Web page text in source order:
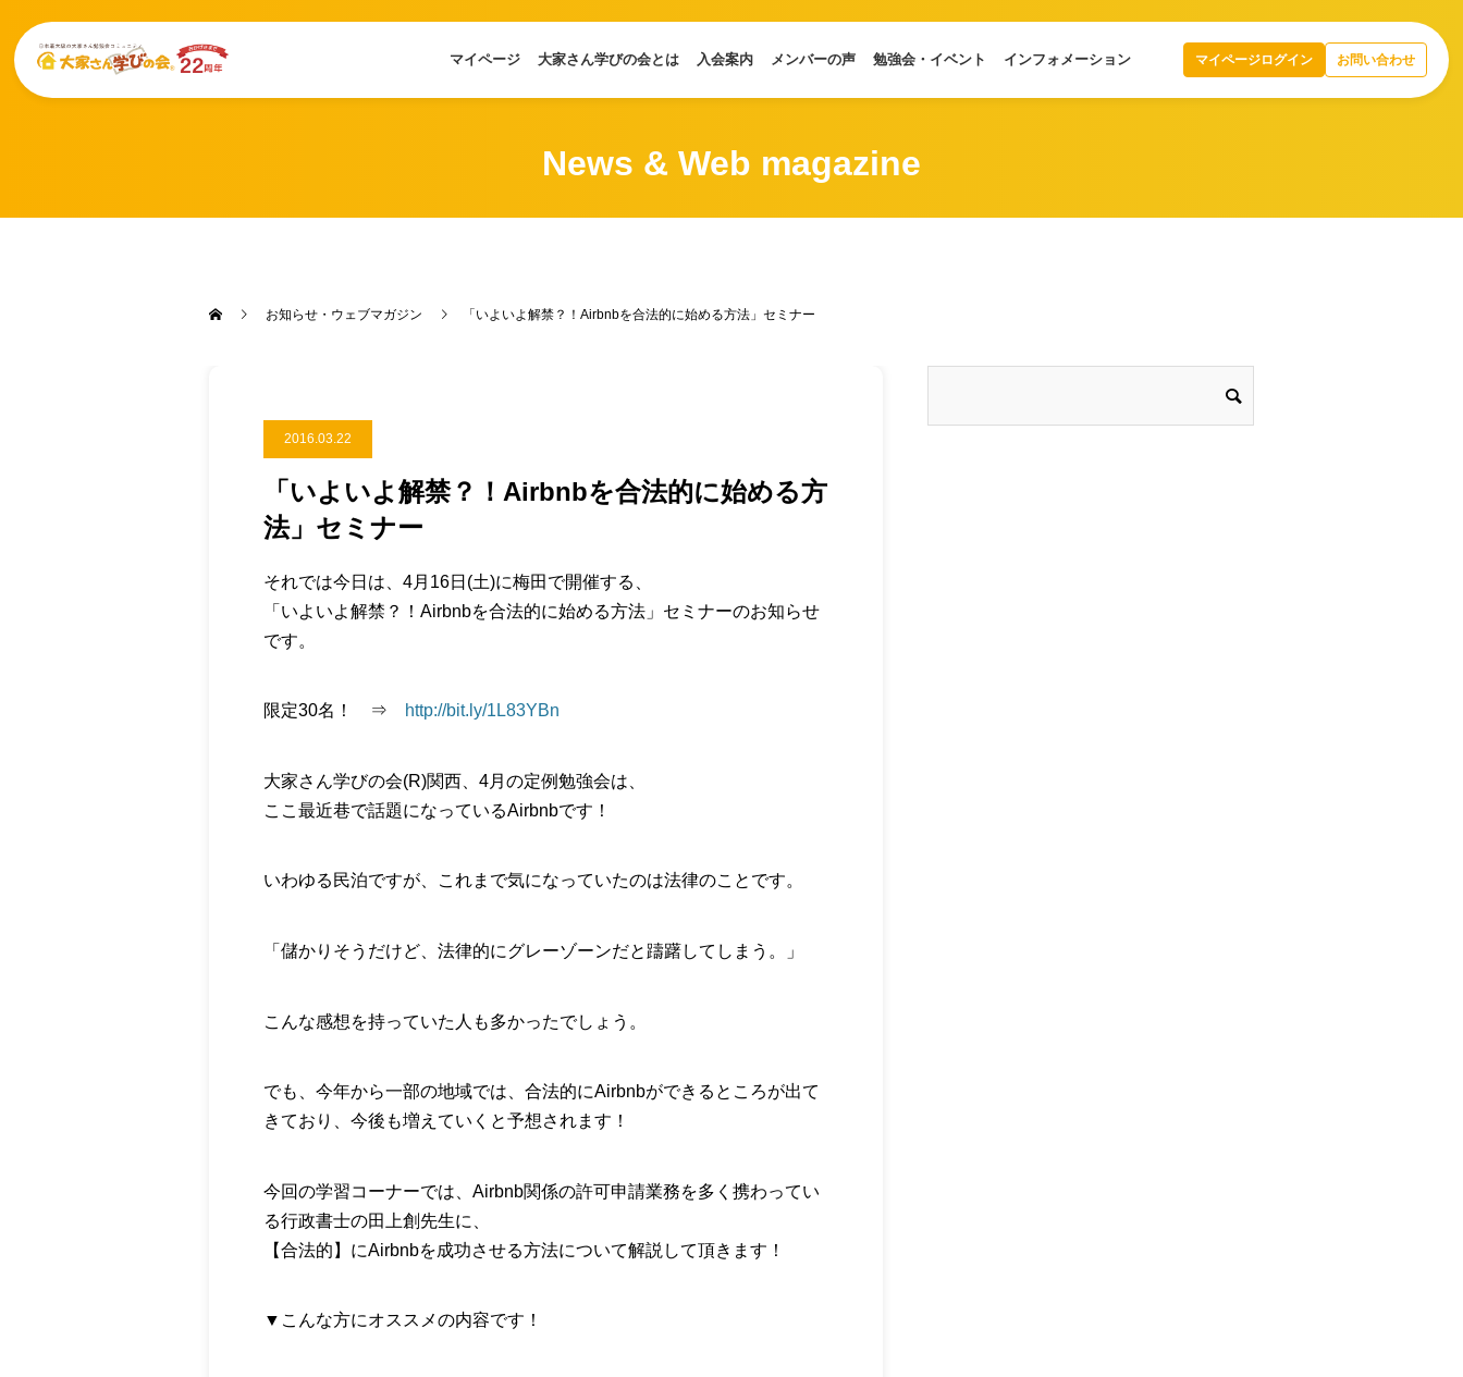
マイページ 大家さん学びの会とは 入会案内 メンバーの声 勉強会・イベント インフォメーション マイページログイン お問い合わせ
News & Web magazine
お知らせ・ウェブマガジン 「いよいよ解禁？！Airbnbを合法的に始める方法」セミナー
2016.03.22
「いよいよ解禁？！Airbnbを合法的に始める方
法」セミナー
それでは今日は、4月16日(土)に梅田で開催する、
「いよいよ解禁？！Airbnbを合法的に始める方法」セミナーのお知らせ
です。
限定30名！ ⇒ http://bit.ly/1L83YBn
大家さん学びの会(R)関西、4月の定例勉強会は、
ここ最近巷で話題になっているAirbnbです！
いわゆる民泊ですが、これまで気になっていたのは法律のことです。
「儲かりそうだけど、法律的にグレーゾーンだと躊躇してしまう。」
こんな感想を持っていた人も多かったでしょう。
でも、今年から一部の地域では、合法的にAirbnbができるところが出て
きており、今後も増えていくと予想されます！
今回の学習コーナーでは、Airbnb関係の許可申請業務を多く携わってい
る行政書士の田上創先生に、
【合法的】にAirbnbを成功させる方法について解説して頂きます！
▼こんな方にオススメの内容です！